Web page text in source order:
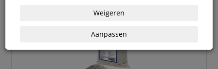
Weigeren
Aanpassen